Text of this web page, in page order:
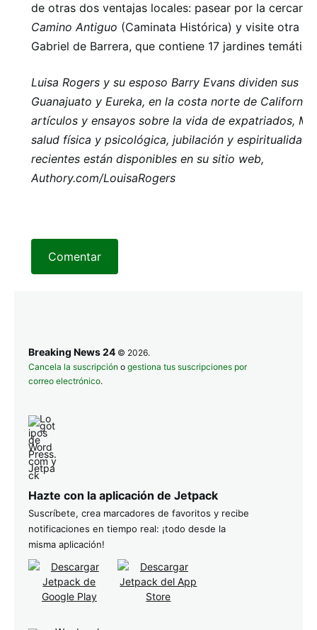
de otras dos ventajas locales: pasear por la cercana
Camino Antiguo (Caminata Histórica) y visite otra ex
Gabriel de Barrera, que contiene 17 jardines
Luisa Rogers y su esposo Barry Evans dividen sus
Guanajuato y Eureka, en la costa norte de
artículos y ensayos sobre la vida de expatriados,
salud física y psicológica, jubilación y espiritualidad.
recientes están disponibles en su sitio web,
Authory.com/LouisaRogers
Comentar
Breaking News 24 © 2026.
Cancela la suscripción o gestiona tus suscripciones por
correo electrónico.
Hazte con la aplicación de Jetpack
Suscríbete, crea marcadores de favoritos y recibe
notificaciones en tiempo real: ¡todo desde la
misma aplicación!